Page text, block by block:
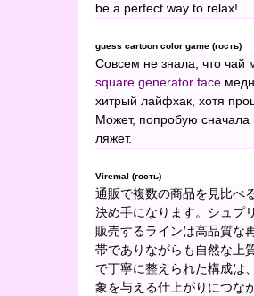
be a perfect way to relax!
guess cartoon color game (гость)
Совсем не знала, что чай
square generator face
хитрый лайфхак, хотя
Может, попробую сначала
ляжет.
Viremal (гость)
通販で複数の商品を見比べ
決め手になります。シュプ
販売するラインは高品質な
帯でありながらも自然な上
で丁寧に整えられた構成は
象を与える仕上がりにつな